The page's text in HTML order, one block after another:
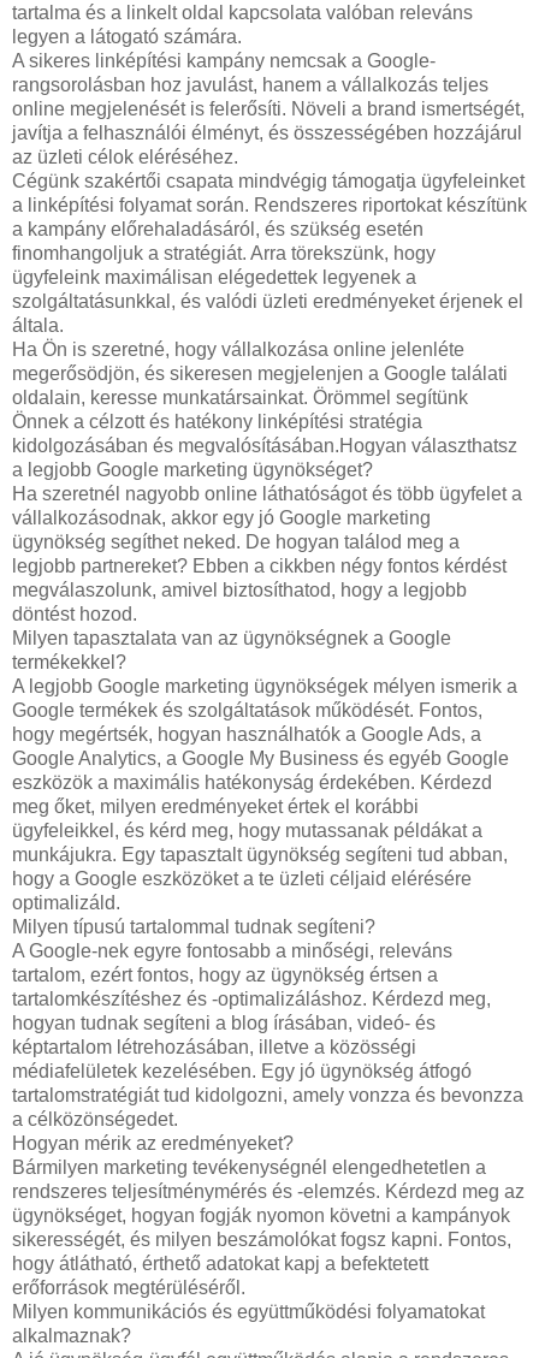
tartalma és a linkelt oldal kapcsolata valóban releváns
legyen a látogató számára.
A sikeres linképítési kampány nemcsak a Google-
rangsorolásban hoz javulást, hanem a vállalkozás teljes
online megjelenését is felerősíti. Növeli a brand ismertségét,
javítja a felhasználói élményt, és összességében hozzájárul
az üzleti célok eléréséhez.
Cégünk szakértői csapata mindvégig támogatja ügyfeleinket
a linképítési folyamat során. Rendszeres riportokat készítünk
a kampány előrehaladásáról, és szükség esetén
finomhangoljuk a stratégiát. Arra törekszünk, hogy
ügyfeleink maximálisan elégedettek legyenek a
szolgáltatásunkkal, és valódi üzleti eredményeket érjenek el
általa.
Ha Ön is szeretné, hogy vállalkozása online jelenléte
megerősödjön, és sikeresen megjelenjen a Google találati
oldalain, keresse munkatársainkat. Örömmel segítünk
Önnek a célzott és hatékony linképítési stratégia
kidolgozásában és megvalósításában.Hogyan választhatsz
a legjobb Google marketing ügynökséget?
Ha szeretnél nagyobb online láthatóságot és több ügyfelet a
vállalkozásodnak, akkor egy jó Google marketing
ügynökség segíthet neked. De hogyan találod meg a
legjobb partnereket? Ebben a cikkben négy fontos kérdést
megválaszolunk, amivel biztosíthatod, hogy a legjobb
döntést hozod.
Milyen tapasztalata van az ügynökségnek a Google
termékekkel?
A legjobb Google marketing ügynökségek mélyen ismerik a
Google termékek és szolgáltatások működését. Fontos,
hogy megértsék, hogyan használhatók a Google Ads, a
Google Analytics, a Google My Business és egyéb Google
eszközök a maximális hatékonyság érdekében. Kérdezd
meg őket, milyen eredményeket értek el korábbi
ügyfeleikkel, és kérd meg, hogy mutassanak példákat a
munkájukra. Egy tapasztalt ügynökség segíteni tud abban,
hogy a Google eszközöket a te üzleti céljaid elérésére
optimalizáld.
Milyen típusú tartalommal tudnak segíteni?
A Google-nek egyre fontosabb a minőségi, releváns
tartalom, ezért fontos, hogy az ügynökség értsen a
tartalomkészítéshez és -optimalizáláshoz. Kérdezd meg,
hogyan tudnak segíteni a blog írásában, videó- és
képtartalom létrehozásában, illetve a közösségi
médiafelületek kezelésében. Egy jó ügynökség átfogó
tartalomstratégiát tud kidolgozni, amely vonzza és bevonzza
a célközönségedet.
Hogyan mérik az eredményeket?
Bármilyen marketing tevékenységnél elengedhetetlen a
rendszeres teljesítménymérés és -elemzés. Kérdezd meg az
ügynökséget, hogyan fogják nyomon követni a kampányok
sikerességét, és milyen beszámolókat fogsz kapni. Fontos,
hogy átlátható, érthető adatokat kapj a befektetett
erőforrások megtérüléséről.
Milyen kommunikációs és együttműködési folyamatokat
alkalmaznak?